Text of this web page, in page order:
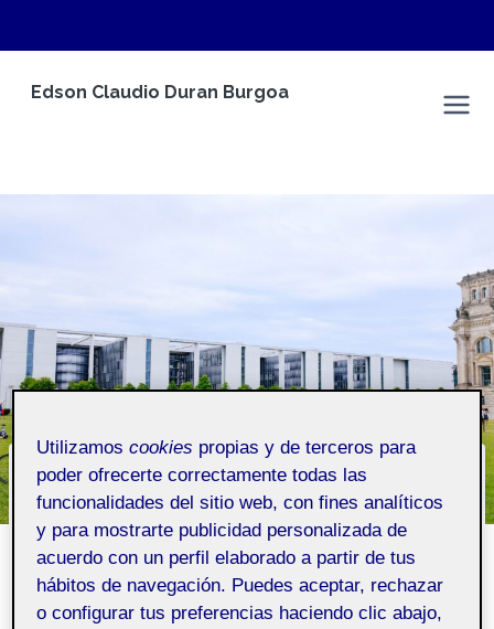
Edson Claudio Duran Burgoa
CONTENIDO AUTO GENERADO
¡Te damos la bienvenida
a tu Folio propio!
Utilizamoscookies propias y de terceros para
poder ofrecerte correctamente todas las
funcionalidades del sitio web, con fines analíticos
y para mostrarte publicidad personalizada de
acuerdo con un perfil elaborado a partir de tus
hábitos de navegación. Puedes aceptar, rechazar
o configurar tus preferencias haciendo clic abajo,